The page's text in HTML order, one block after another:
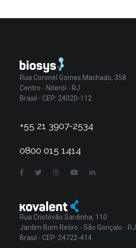
Rua Coronel Gomes Machado, 358
Centro - Niterói - RJ
Brasil - CEP: 24020-112
+55 21 3907-2534
0800 015 1414
Rua Cristóvão Sardinha, 110
Jardim Bom Retiro - São Gonçalo - RJ
Brasil - CEP: 24722-414